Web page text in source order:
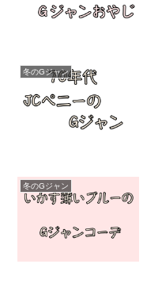
冬のGジャン
冬のGジャン